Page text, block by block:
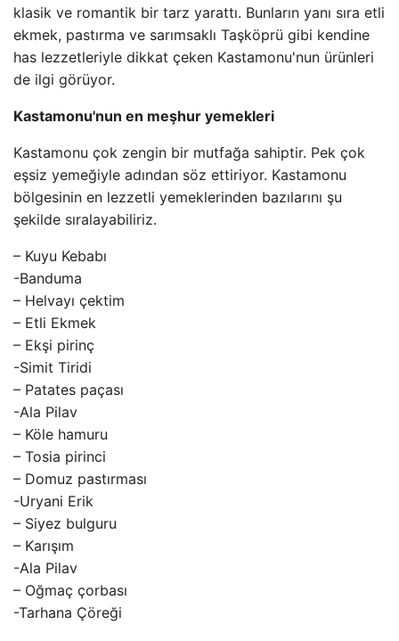
klasik ve romantik bir tarz yarattı. Bunların yanı sıra etli
ekmek, pastırma ve sarımsaklı Taşköprü gibi kendine
has lezzetleriyle dikkat çeken Kastamonu'nun ürünleri
de ilgi görüyor.
Kastamonu'nun en meşhur yemekleri
Kastamonu çok zengin bir mutfağa sahiptir. Pek çok
eşsiz yemeğiyle adından söz ettiriyor. Kastamonu
bölgesinin en lezzetli yemeklerinden bazılarını şu
şekilde sıralayabiliriz.
– Kuyu Kebabı
-Banduma
– Helvayı çektim
– Etli Ekmek
– Ekşi pirinç
-Simit Tiridi
– Patates paçası
-Ala Pilav
– Köle hamuru
– Tosia pirinci
– Domuz pastırması
-Uryani Erik
– Siyez bulguru
– Karışım
-Ala Pilav
– Oğmaç çorbası
-Tarhana Çöreği